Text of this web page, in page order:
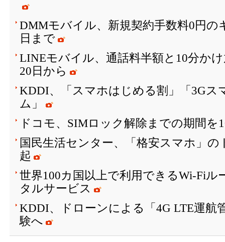
DMMモバイル、新規契約手数料0円
日まで
LINEモバイル、通話料半額と10分か
20日から
KDDI、「スマホはじめる割」「3Gス
ム」
ドコモ、SIMロック解除までの期間を
国民生活センター、「格安スマホ」
起
世界100カ国以上で利用できるWi-Fiル
タルサービス
KDDI、ドローンによる「4G LTE運航
験へ